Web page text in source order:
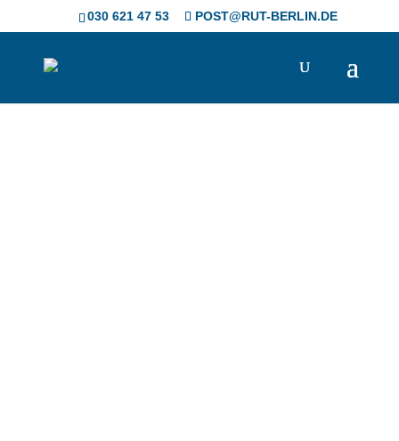
Skip to content 030 621 47 53 POST@RUT-BERLIN.DE